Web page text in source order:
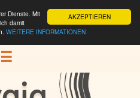
AKZEPTIEREN
Dienste. Mit
damit
WEITERE INFORMATIONEN
☰